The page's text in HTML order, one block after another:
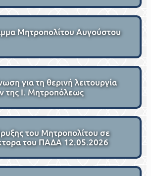
Μητροπολίτου Αυγούστου
για τη θερινή λειτουργία
της Ι. Μητροπόλεως
του Μητροπολίτου σε
του ΠΑΔΑ 12.05.2026